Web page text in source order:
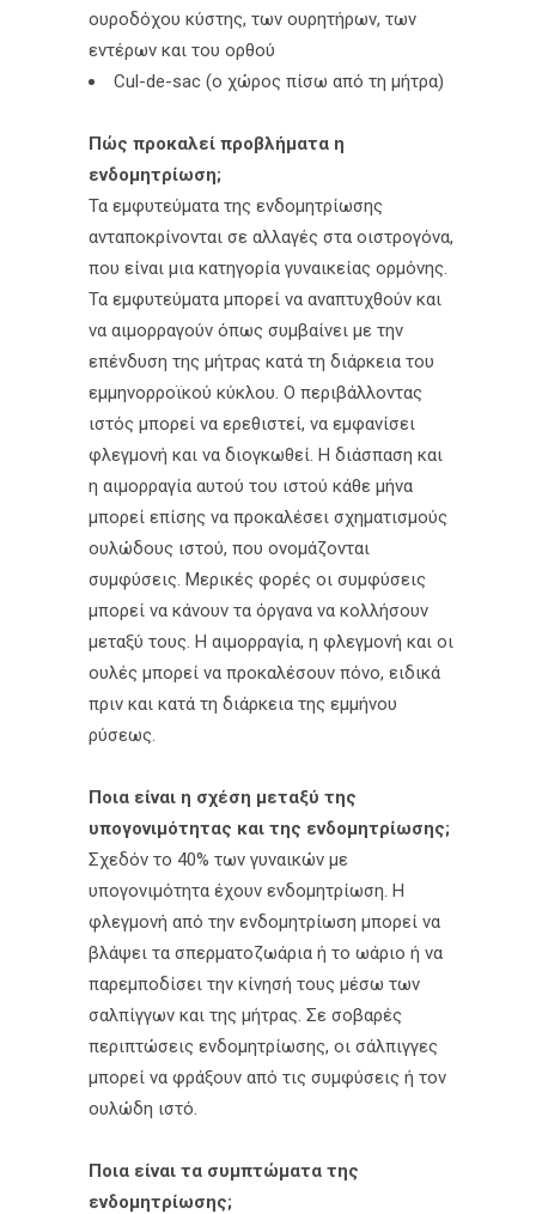
ουροδόχου κύστης, των ουρητήρων, των
εντέρων και του ορθού
Cul-de-sac (ο χώρος πίσω από τη μήτρα)
Πώς προκαλεί προβλήματα η
ενδομητρίωση;
Τα εμφυτεύματα της ενδομητρίωσης
ανταποκρίνονται σε αλλαγές στα οιστρογόνα,
που είναι μια κατηγορία γυναικείας ορμόνης.
Τα εμφυτεύματα μπορεί να αναπτυχθούν και
να αιμορραγούν όπως συμβαίνει με την
επένδυση της μήτρας κατά τη διάρκεια του
εμμηνορροϊκού κύκλου. Ο περιβάλλοντας
ιστός μπορεί να ερεθιστεί, να εμφανίσει
φλεγμονή και να διογκωθεί. Η διάσπαση και
η αιμορραγία αυτού του ιστού κάθε μήνα
μπορεί επίσης να προκαλέσει σχηματισμούς
ουλώδους ιστού, που ονομάζονται
συμφύσεις. Μερικές φορές οι συμφύσεις
μπορεί να κάνουν τα όργανα να κολλήσουν
μεταξύ τους. Η αιμορραγία, η φλεγμονή και οι
ουλές μπορεί να προκαλέσουν πόνο, ειδικά
πριν και κατά τη διάρκεια της εμμήνου
ρύσεως.
Ποια είναι η σχέση μεταξύ της
υπογονιμότητας και της ενδομητρίωσης;
Σχεδόν το 40% των γυναικών με
υπογονιμότητα έχουν ενδομητρίωση. Η
φλεγμονή από την ενδομητρίωση μπορεί να
βλάψει τα σπερματοζωάρια ή το ωάριο ή να
παρεμποδίσει την κίνησή τους μέσω των
σαλπίγγων και της μήτρας. Σε σοβαρές
περιπτώσεις ενδομητρίωσης, οι σάλπιγγες
μπορεί να φράξουν από τις συμφύσεις ή τον
ουλώδη ιστό.
Ποια είναι τα συμπτώματα της
ενδομητρίωσης;